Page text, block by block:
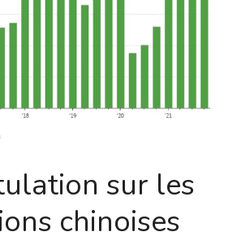
sur les
chinoises